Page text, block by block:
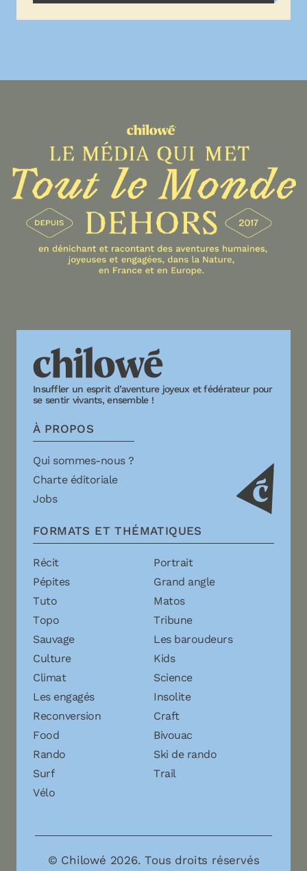
Insuffler un esprit d’aventure joyeux et fédérateur pour
se sentir vivants, ensemble !
À PROPOS
Qui sommes-nous ?
Charte éditoriale
Jobs
FORMATS ET THÉMATIQUES
Récit
Portrait
Pépites
Grand angle
Tuto
Matos
Topo
Tribune
Sauvage
Les baroudeurs
Culture
Kids
Climat
Science
Les engagés
Insolite
Reconversion
Craft
Food
Bivouac
Rando
Ski de rando
Surf
Trail
Vélo
© Chilowé 2026. Tous droits réservés